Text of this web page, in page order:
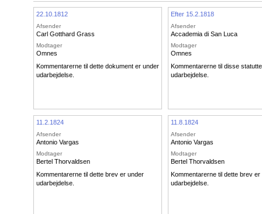
22.10.1812
Afsender
Carl Gotthard Grass
Modtager
Omnes
Kommentarerne til dette dokument er under
udarbejdelse.
Efter 15.2.1818
Afsender
Accademia di San Luca
Modtager
Omnes
Kommentarerne til disse
udarbejdelse.
11.2.1824
Afsender
Antonio Vargas
Modtager
Bertel Thorvaldsen
Kommentarerne til dette brev er under
udarbejdelse.
11.8.1824
Afsender
Antonio Vargas
Modtager
Bertel Thorvaldsen
Kommentarerne til dette brev er
udarbejdelse.